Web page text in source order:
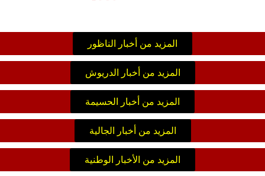
المزيد من أخبار الناظور
المزيد من أخبار الدريوش
المزيد من أخبار الحسيمة
المزيد من أخبار الجالية
المزيد من الأخبار الوطنية